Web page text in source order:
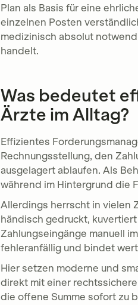
Plan als Basis für eine
einzelnen Posten
medizinisch absolut
handelt.
Was bedeutet
Ärzte im Alltag?
Effizientes
Rechnungsstellung, den
ausgelagert ablaufen. Als
während im Hintergrund die
Allerdings herrscht in vielen
händisch gedruckt,
Zahlungseingänge manuell
fehleranfällig und bindet
Hier setzen moderne und
direkt mit einer
die offene Summe sofort zu